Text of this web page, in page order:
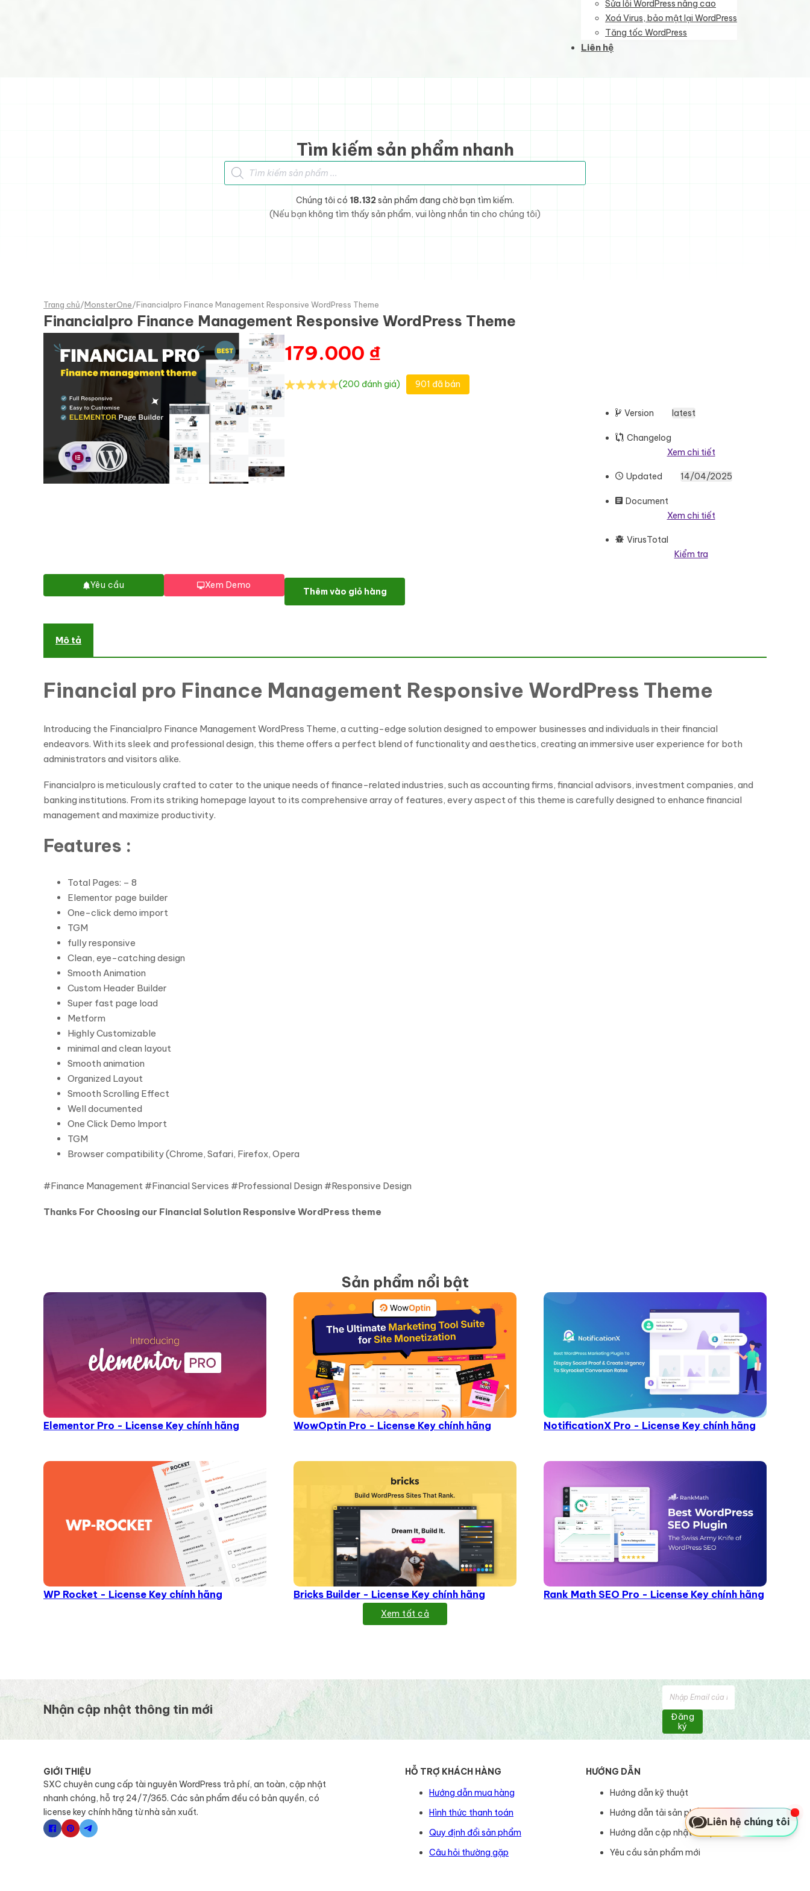
Sửa lỗi WordPress nâng cao
Xoá Virus, bảo mật lại WordPress
Tăng tốc WordPress
Liên hệ
Tìm kiếm sản phẩm nhanh
Tìm kiếm sản phẩm
Chúng tôi có 18.132 sản phẩm đang chờ bạn tìm kiếm.
(Nếu bạn không tìm thấy sản phẩm, vui lòng nhắn tin cho chúng tôi)
Trang chủ/MonsterOne/Financialpro Finance Management Responsive WordPress Theme
Financialpro Finance Management Responsive WordPress Theme
Yêu cầu Xem Demo
179.000 ₫
(200 đánh giá) 901 đã bán
Version latest
Changelog
Xem chi tiết
Updated 14/04/2025
Document
Xem chi tiết
VirusTotal
Kiểm tra
Financialpro Finance Management Responsive WordPress Theme số lượng
Thêm vào giỏ hàng
Mô tả
Financial pro Finance Management Responsive WordPress Theme
Introducing the Financialpro Finance Management WordPress Theme, a cutting-edge solution designed to empower businesses and individuals in their financial
endeavors. With its sleek and professional design, this theme offers a perfect blend of functionality and aesthetics, creating an immersive user experience for both
administrators and visitors alike.
Financialpro is meticulously crafted to cater to the unique needs of finance-related industries, such as accounting firms, financial advisors, investment companies, and
banking institutions. From its striking homepage layout to its comprehensive array of features, every aspect of this theme is carefully designed to enhance financial
management and maximize productivity.
Features :
Total Pages: – 8
Elementor page builder
One-click demo import
TGM
fully responsive
Clean, eye-catching design
Smooth Animation
Custom Header Builder
Super fast page load
Metform
Highly Customizable
minimal and clean layout
Smooth animation
Organized Layout
Smooth Scrolling Effect
Well documented
One Click Demo Import
TGM
Browser compatibility (Chrome, Safari, Firefox, Opera
#Finance Management #Financial Services #Professional Design #Responsive Design
Thanks For Choosing our Financial Solution Responsive WordPress theme
Sản phẩm nổi bật
Elementor Pro - License Key chính hãng WowOptin Pro - License Key chính hãng NotificationX Pro - License Key chính hãng
WP Rocket - License Key chính hãng Bricks Builder - License Key chính hãng Rank Math SEO Pro - License Key chính hãng
Xem tất cả
Nhận cập nhật thông tin mới
Đăng
ký
GIỚI THIỆU
SXC chuyên cung cấp tài nguyên WordPress trả phí, an toàn, cập nhật
nhanh chóng, hỗ trợ 24/7/365. Các sản phẩm đều có bản quyền, có
license key chính hãng từ nhà sản xuất.
HỖ TRỢ KHÁCH HÀNG
Hướng dẫn mua hàng
Hình thức thanh toán
Quy định đổi sản phẩm
Câu hỏi thường gặp
HƯỚNG DẪN
Hướng dẫn kỹ thuật
Hướng dẫn tải sản phẩm
Hướng dẫn cập nhật sản phẩm
Yêu cầu sản phẩm mới
Liên hệ chúng tôi